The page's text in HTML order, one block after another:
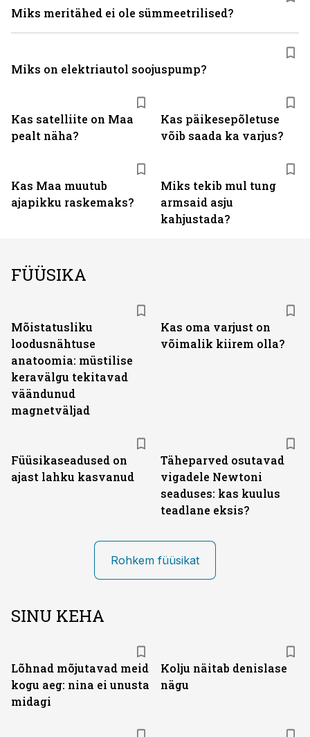
Kas satelliite on Maa
pealt näha?
Kas päikesepõletuse
võib saada ka varjus?
Kas Maa muutub
ajapikku raskemaks?
Miks tekib mul tung
armsaid asju
kahjustada?
Miks meritähed ei ole sümmeetrilised?
Miks on elektriautol soojuspump?
FÜÜSIKA
Mõistatusliku
loodusnähtuse
anatoomia: müstilise
keravälgu tekitavad
väändunud
magnetväljad
Kas oma varjust on
võimalik kiirem olla?
Füüsikaseadused on
ajast lahku kasvanud
Täheparved osutavad
vigadele Newtoni
seaduses: kas kuulus
teadlane eksis?
Rohkem füüsikat
SINU KEHA
Lõhnad mõjutavad meid
kogu aeg: nina ei unusta
midagi
Kolju näitab denislase
nägu